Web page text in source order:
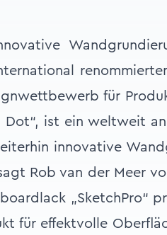
für
Dot“, ist ein weltweit
innovative
Rob van der Meer
„SketchPro“
für effektvolle